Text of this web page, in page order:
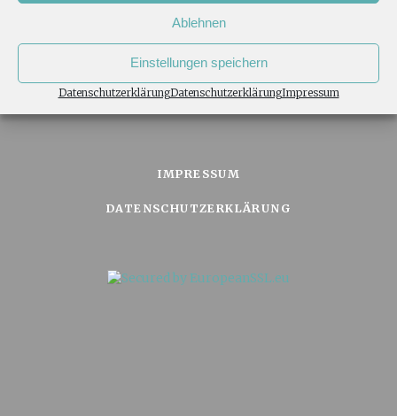
Ablehnen
Einstellungen speichern
DatenschutzerklärungDatenschutzerklärungImpressum
IMPRESSUM
DATENSCHUTZERKLÄRUNG